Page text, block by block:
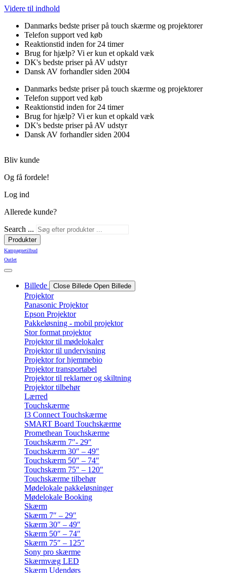
Videre til indhold
Danmarks bedste priser på touch skærme og projektorer
Telefon support ved køb
Reaktionstid inden for 24 timer
Brug for hjælp? Vi er kun et opkald væk
DK's bedste priser på AV udstyr
Dansk AV forhandler siden 2004
Danmarks bedste priser på touch skærme og projektorer
Telefon support ved køb
Reaktionstid inden for 24 timer
Brug for hjælp? Vi er kun et opkald væk
DK's bedste priser på AV udstyr
Dansk AV forhandler siden 2004
Bliv kunde
Og få fordele!
Log ind
Allerede kunde?
Search ...
Produkter
Kampagnetilbud
Outlet
Billede Close Billede Open Billede
Projektor
Panasonic Projektor
Epson Projektor
Pakkeløsning - mobil projektor
Stor format projektor
Projektor til mødelokaler
Projektor til undervisning
Projektor for hjemmebio
Projektor transportabel
Projektor til reklamer og skiltning
Projektor tilbehør
Lærred
Touchskærme
I3 Connect Touchskærme
SMART Board Touchskærme
Promethean Touchskærme
Touchskærm 7″- 29″
Touchskærm 30″ – 49″
Touchskærm 50″ – 74″
Touchskærm 75″ – 120″
Touchskærme tilbehør
Mødelokale pakkeløsninger
Mødelokale Booking
Skærm
Skærm 7″ – 29″
Skærm 30″ – 49″
Skærm 50″ – 74″
Skærm 75″ – 125″
Sony pro skærme
Skærmvæg LED
Skærm Udendørs